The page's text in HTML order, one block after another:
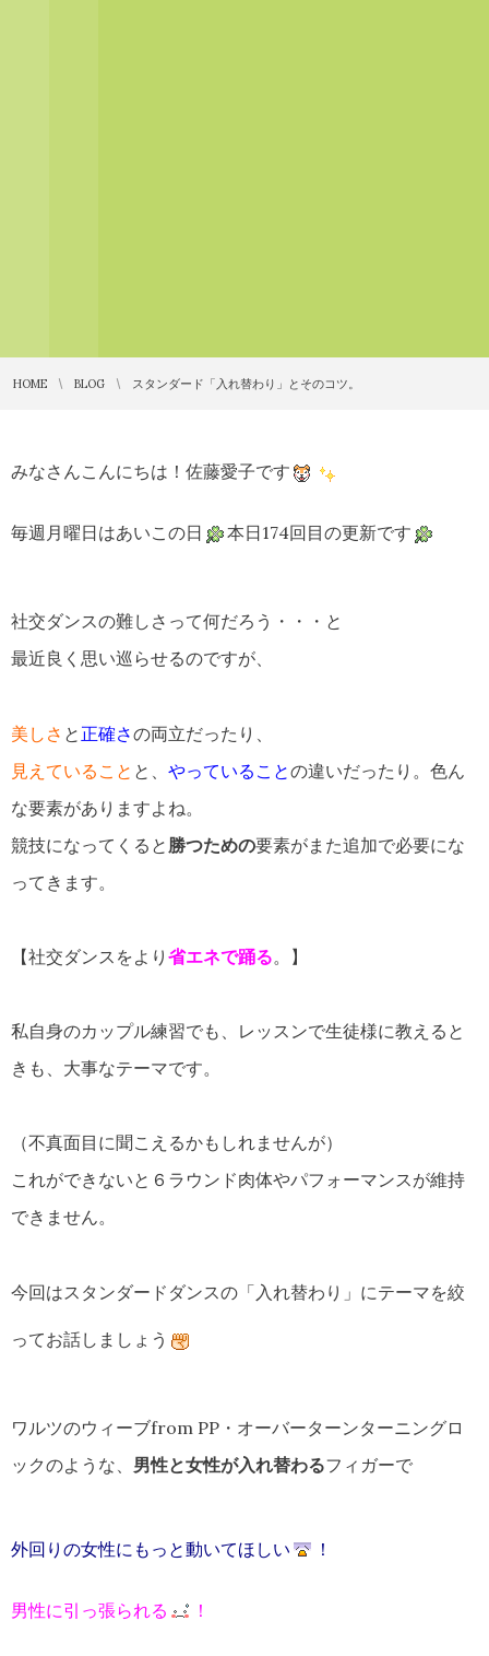
HOME BLOG スタンダード「入れ替わり」とそのコツ。
みなさんこんにちは！佐藤愛子です
毎週月曜日はあいこの日 本日174回目の更新です
社交ダンスの難しさって何だろう・・・と
最近良く思い巡らせるのですが、
美しさ と 正確さの両立だったり、
見えていること と、 やっていることの違いだったり。色ん
な要素がありますよね。
競技になってくると 勝つための要素がまた追加で必要にな
ってきます。
【社交ダンスをより 省エネで踊る。】
私自身のカップル練習でも、レッスンで生徒様に教えると
きも、大事なテーマです。
（不真面目に聞こえるかもしれませんが）
これができないと６ラウンド肉体やパフォーマンスが維持
できません。
今回はスタンダードダンスの「入れ替わり」にテーマを絞
ってお話しましょう
ワルツのウィーブfrom PP・オーバーターンターニングロ
ックのような、 男性と女性が入れ替わるフィガーで
外回りの女性にもっと動いてほしい ！
男性に引っ張られる ！